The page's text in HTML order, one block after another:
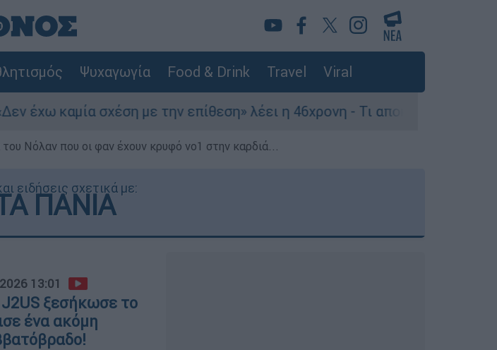
Ψυχαγωγία Food & Drink Travel Viral
με την επίθεση» λέει η 46χρονη - Τι αποκάλυψε στους αστυνομικούς
Νόλαν που οι φαν έχουν κρυφό νο1 στην καρδιά...
ειδήσεις σχετικά με:
ΠΑΝΙΑ
13:01
ξεσήκωσε το
ένα ακόμη